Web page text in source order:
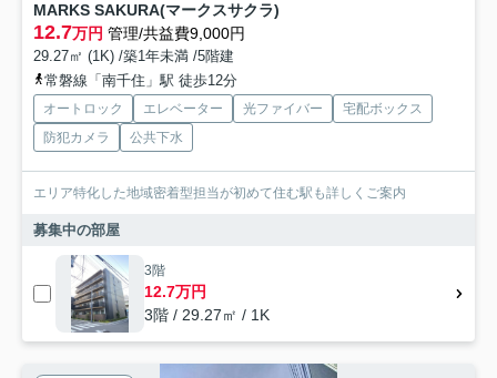
MARKS SAKURA(マークスサクラ)
12.7万円 管理/共益費9,000円
29.27㎡ (1K) /築1年未満 /5階建
常磐線「南千住」駅 徒歩12分
オートロック エレベーター 光ファイバー
宅配ボックス
防犯カメラ
公共下水
エリア特化した地域密着型担当が初めて住む駅も詳しくご案内
募集中の部屋
3階
12.7万円
3階 / 29.27㎡ / 1K